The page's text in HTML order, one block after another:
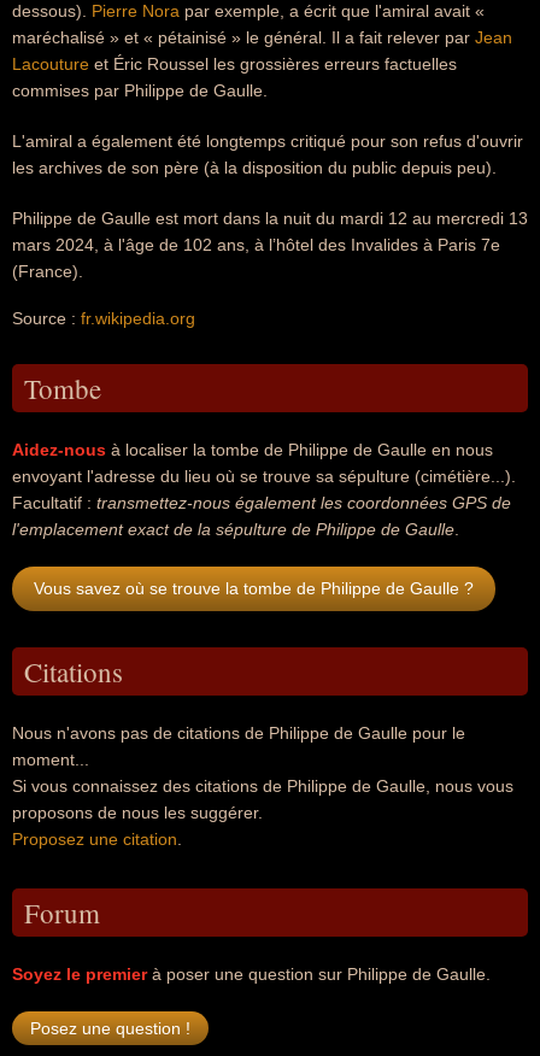
dessous). Pierre Nora par exemple, a écrit que l'amiral avait «
maréchalisé » et « pétainisé » le général. Il a fait relever par Jean
Lacouture et Éric Roussel les grossières erreurs factuelles
commises par Philippe de Gaulle.
L'amiral a également été longtemps critiqué pour son refus d'ouvrir
les archives de son père (à la disposition du public depuis peu).
Philippe de Gaulle est mort dans la nuit du mardi 12 au mercredi 13
mars 2024, à l'âge de 102 ans, à l’hôtel des Invalides à Paris 7e
(France).
Source : fr.wikipedia.org
Tombe
Aidez-nous à localiser la tombe de Philippe de Gaulle en nous
envoyant l'adresse du lieu où se trouve sa sépulture (cimétière...).
Facultatif : transmettez-nous également les coordonnées GPS de
l'emplacement exact de la sépulture de Philippe de Gaulle
Vous savez où se trouve la tombe de Philippe de Gaulle ?
Citations
Nous n'avons pas de citations de Philippe de Gaulle pour le
moment...
Si vous connaissez des citations de Philippe de Gaulle, nous vous
proposons de nous les suggérer.
Proposez une citation
Forum
Soyez le premierà poser une question sur Philippe de Gaulle.